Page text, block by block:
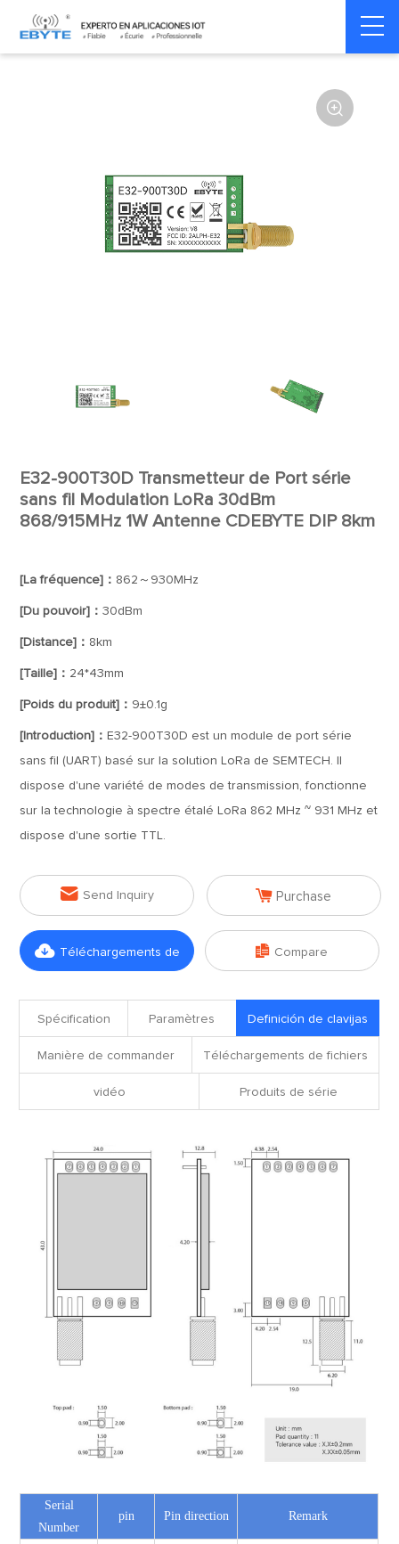
Home > Module > SPI/SOC/UART

E32-900T30D Transmetteur de Port série
sans fil Modulation LoRa 30dBm
868/915MHz 1W Antenne CDEBYTE DIP 8km
[La fréquence]： 862～930MHz
[Du pouvoir]：30dBm
[Distance]： 8km
[Taille]： 24*43mm
[Poids du produit]： 9±0.1g
[Introduction]： E32-900T30D est un module de port série
sans fil (UART) basé sur la solution LoRa de SEMTECH. Il
dispose d'une variété de modes de transmission, fonctionne
sur la technologie à spectre étalé LoRa 862 MHz ~ 931 MHz et
dispose d'une sortie TTL.
 Send Inquiry  Purchase
 Téléchargements de  Compare
Spécification Paramètres Definición de clavijas
Manière de commander Téléchargements de fichiers
vidéo Produits de série
Serial
Number
pin Pin direction Remark